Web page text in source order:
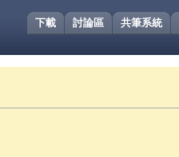
共筆系統
討論區
下載